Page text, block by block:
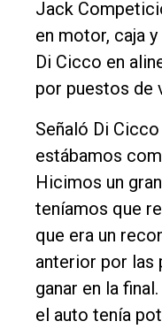
Jack
en motor, caja
Di Cicco en
por puestos de
Señaló Di
estábamos
Hicimos un
teníamos que
que era un
anterior por las
ganar en la
el auto tenía